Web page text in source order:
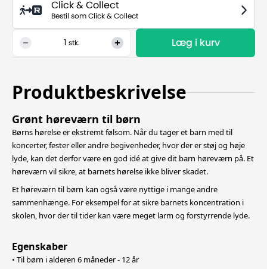
Click & Collect
Bestil som Click & Collect
stk. Læg i kurv
Produktbeskrivelse
Grønt høreværn til børn
Børns hørelse er ekstremt følsom. Når du tager et barn med til
koncerter, fester eller andre begivenheder, hvor der er støj og høje
lyde, kan det derfor være en god idé at give dit barn høreværn på. Et
høreværn vil sikre, at barnets hørelse ikke bliver skadet.
Et høreværn til børn kan også være nyttige i mange andre
sammenhænge. For eksempel for at sikre barnets koncentration i
skolen, hvor der til tider kan være meget larm og forstyrrende lyde.
Egenskaber
• Til børn i alderen 6 måneder - 12 år